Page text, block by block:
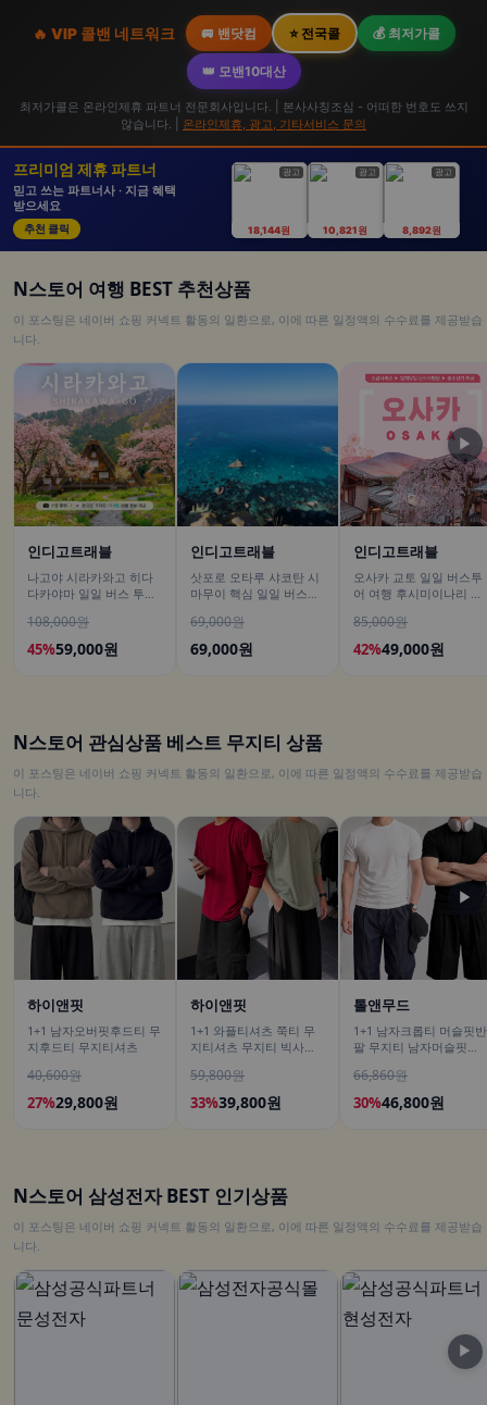
🔥 VIP 콜밴 네트워크 🚐 밴닷컴 ⭐ 전국콜 💰 최저가콜
👑 모밴10대산
최저가콜은 온라인제휴 파트너 전문회사입니다. | 본사사칭조심 - 어떠한 번호도 쓰지
않습니다. | 온라인제휴, 광고, 기타서비스 문의
프리미엄 제휴 파트너
믿고 쓰는 파트너사 · 지금 혜택
받으세요
추천 클릭
광고
18,144원
광고
10,821원
광고
8,892원
N스토어 여행 BEST 추천상품
이 포스팅은 네이버 쇼핑 커넥트 활동의 일환으로, 이에 따른 일정액의 수수료를 제공받습
니다.
인디고트래블
나고야 시라카와고 히다
다카야마 일일 버스 투어
108,000원
45%59,000원
인디고트래블
삿포로 오타루 샤코탄 시
마무이 핵심 일일 버스투
69,000원
69,000원
인디고트래블
오사카 교토 일일 버스투
어 여행 후시미이나리 아
철학의길
85,000원
42%49,000원
▶
N스토어 관심상품 베스트 무지티 상품
이 포스팅은 네이버 쇼핑 커넥트 활동의 일환으로, 이에 따른 일정액의 수수료를 제공받습
니다.
하이앤핏
1+1 남자오버핏후드티 무
지후드티 무지티셔츠
40,600원
27%29,800원
하이앤핏
1+1 와플티셔츠 쭉티 무
지티셔츠 무지티 빅사이
59,800원
33%39,800원
톨앤무드
1+1 남자크롭티 머슬핏반
팔 무지티 남자머슬핏반
66,860원
30%46,800원
▶
N스토어 삼성전자 BEST 인기상품
이 포스팅은 네이버 쇼핑 커넥트 활동의 일환으로, 이에 따른 일정액의 수수료를 제공받습
니다.
▶